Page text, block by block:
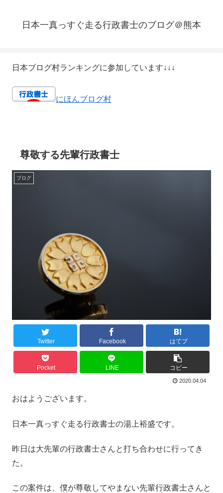
日本一真っすぐ走る行政書士のブログ＠熊本
日本ブログ村ランキングに参加しています↓↓↓
にほんブログ村
尊敬する先輩行政書士
ブログ
Twitter Facebook はてブ
Pocket LINE コピー
2020.04.04
おはようございます。
日本一真っすぐ走る行政書士の湯上裕盛です。
昨日は大先輩の行政書士さんと打ち合わせに行ってき
た。
この案件は、僕が尊敬してやまない先輩行政書士さんと